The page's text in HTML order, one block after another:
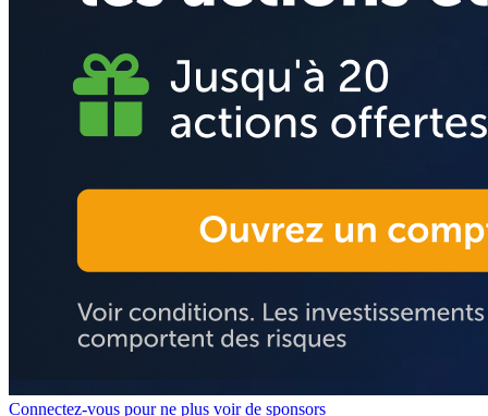
Connectez-vous pour ne plus voir de sponsors